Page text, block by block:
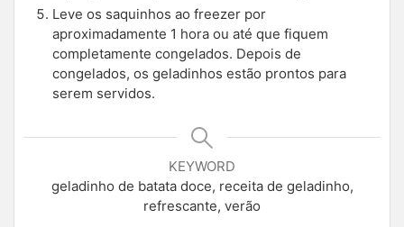
Leve os saquinhos ao freezer por
aproximadamente 1 hora ou até que fiquem
completamente congelados. Depois de
congelados, os geladinhos estão prontos para
serem servidos.
KEYWORD
geladinho de batata doce, receita de geladinho,
refrescante, verão